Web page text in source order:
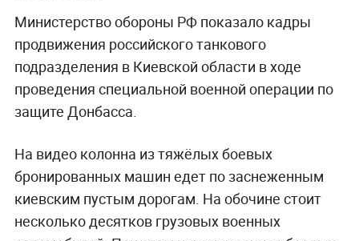
Министерство обороны РФ показало кадры
продвижения российского танкового
подразделения в Киевской области в ходе
проведения специальной военной операции по
защите Донбасса.
На видео колонна из тяжёлых боевых
бронированных машин едет по заснеженным
киевским пустым дорогам. На обочине стоит
несколько десятков грузовых военных